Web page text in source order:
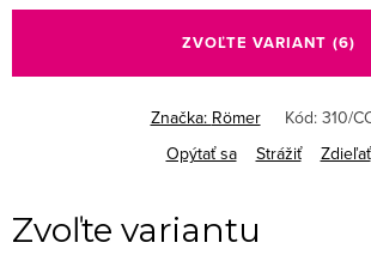
cena:
ZVOĽTE VARIANT (6)
Značka: Römer Kód: 310/
Opýtať sa
Strážiť Zdieľať